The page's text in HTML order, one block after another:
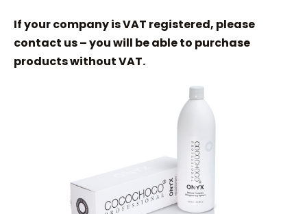
If your company is VAT registered, please
contact us – you will be able to purchase
products without VAT.